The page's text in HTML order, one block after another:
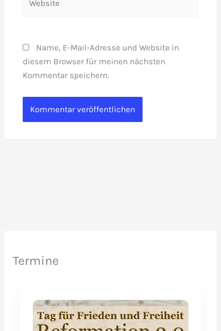
Name, E-Mail-Adresse und Website in
diesem Browser für meinen nächsten
Kommentar speichern.
Termine